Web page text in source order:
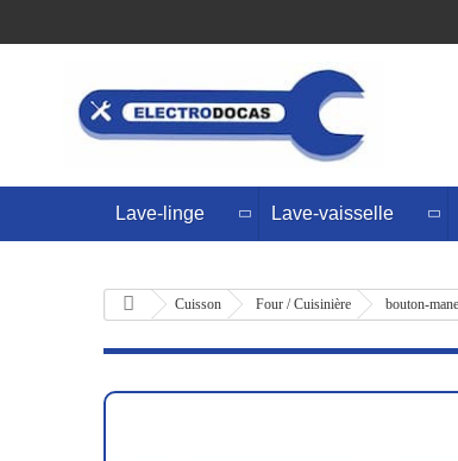
Lave-linge Lave-vaisselle
Cuisson Four / Cuisinière bouton-